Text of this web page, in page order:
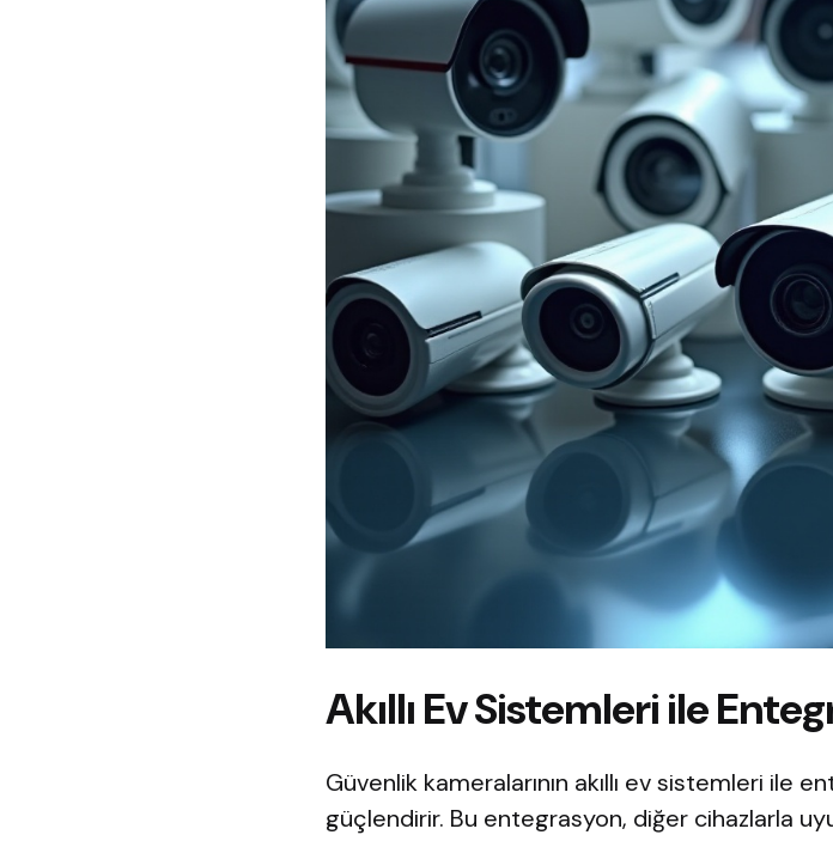
Akıllı Ev Sistemleri ile
Güvenlik kameralarının akıllı ev sistemleri ile
güçlendirir. Bu entegrasyon, diğer cihazlarla